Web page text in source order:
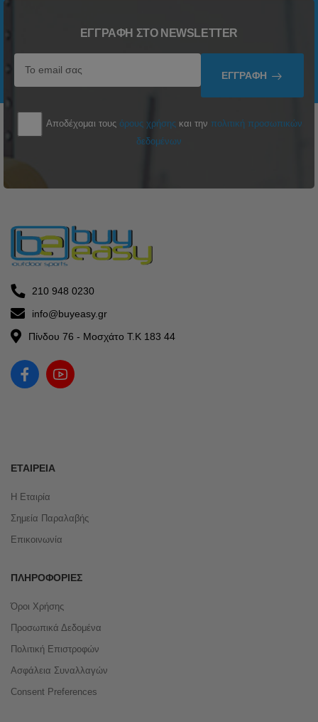
ΕΓΓΡΑΦΉ ΣΤΟ NEWSLETTER
ΕΓΓΡΑΦΉ
Αποδέχομαι τους όρους χρήσης και την πολιτική προσωπικών
δεδομένων
210 948 0230
info@buyeasy.gr
Πίνδου 76 - Μοσχάτο Τ.Κ 183 44
ΕΤΑΙΡΕΊΑ
Η Εταιρία
Σημεία Παραλαβής
Επικοινωνία
ΠΛΗΡΟΦΟΡΊΕΣ
Όροι Χρήσης
Προσωπικά Δεδομένα
Πολιτική Επιστροφών
Ασφάλεια Συναλλαγών
Consent Preferences